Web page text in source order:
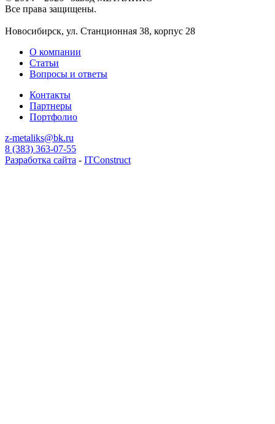
Все права защищены.
Новосибирск, ул. Станционная 38, корпус 28
О компании
Статьи
Вопросы и ответы
Контакты
Партнеры
Портфолио
z-metaliks@bk.ru
8 (383) 363-07-55
Разработка сайта - ITConstruct